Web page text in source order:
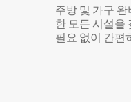
주방 및 가구
한 모든 시설을
필요 없이 간편